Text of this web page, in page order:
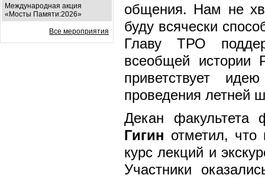
Международная акция
«Мосты Памяти:2026»
Все мероприятия
общения. Нам не
буду всячески
Главу ТРО
всеобщей
приветствует
проведения летней
Декан
Гигин отметил,
курс лекций и
Участники